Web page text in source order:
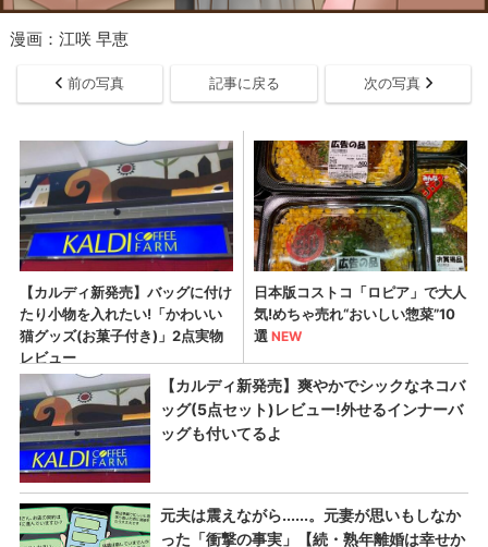
漫画：江咲 早恵
前の写真 記事に戻る 次の写真